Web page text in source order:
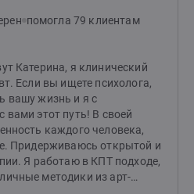
помогла 79 клиентам
Катерина, я клинический
Если вы ищете психолога,
вашу жизнь и я с
вами этот путь! В своей
каждого человека,
Придерживаюсь открытой и
Я работаю в КПТ подходе,
методики из арт-